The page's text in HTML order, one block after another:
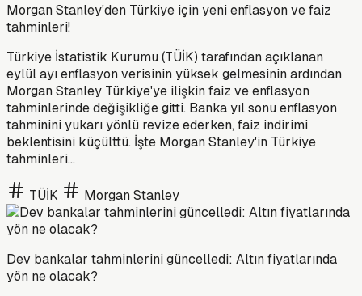
Morgan Stanley'den Türkiye için yeni enflasyon ve faiz
tahminleri!
Türkiye İstatistik Kurumu (TÜİK) tarafından açıklanan
eylül ayı enflasyon verisinin yüksek gelmesinin ardından
Morgan Stanley Türkiye'ye ilişkin faiz ve enflasyon
tahminlerinde değişikliğe gitti. Banka yıl sonu enflasyon
tahminini yukarı yönlü revize ederken, faiz indirimi
beklentisini küçülttü. İşte Morgan Stanley'in Türkiye
tahminleri...
TÜİK Morgan Stanley
Dev bankalar tahminlerini güncelledi: Altın fiyatlarında
yön ne olacak?